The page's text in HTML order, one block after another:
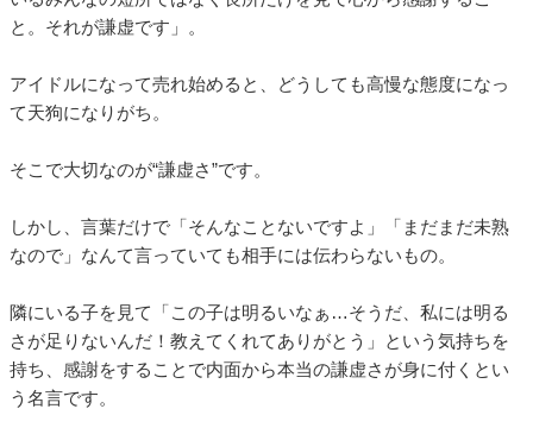
と。それが謙虚です」。
アイドルになって売れ始めると、どうしても高慢な態度になっ
て天狗になりがち。
そこで大切なのが“謙虚さ”です。
しかし、言葉だけで「そんなことないですよ」「まだまだ未熟
なので」なんて言っていても相手には伝わらないもの。
隣にいる子を見て「この子は明るいなぁ…そうだ、私には明る
さが足りないんだ！教えてくれてありがとう」という気持ちを
持ち、感謝をすることで内面から本当の謙虚さが身に付くとい
う名言です。